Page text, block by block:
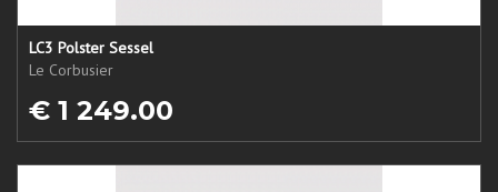
LC3 Polster Sessel
Le Corbusier
€ 1 249.00